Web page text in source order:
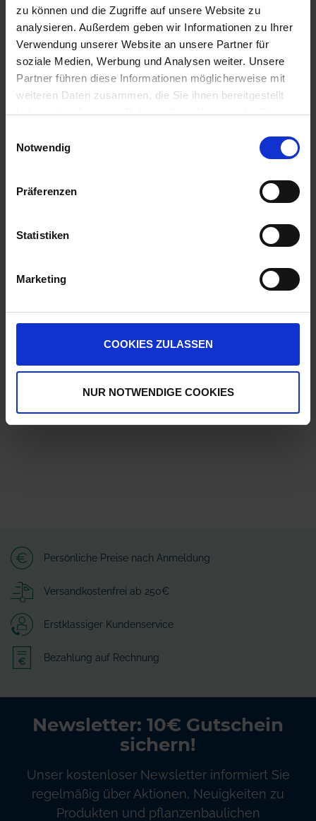
zu können und die Zugriffe auf unsere Website zu
analysieren. Außerdem geben wir Informationen zu Ihrer
Verwendung unserer Website an unsere Partner für
soziale Medien, Werbung und Analysen weiter. Unsere
Partner führen diese Informationen möglicherweise mit
weiteren Daten zusammen, die Sie ihnen bereitgestellt
haben oder die sie im Rahmen Ihrer Nutzung der Dienste
Notwendig
Präferenzen
Statistiken
Marketing
COOKIES ZULASSEN
NUR NOTWENDIGE COOKIES
Anmelden für Ihren persönlichen Preis
36,56 € / St
Auf Lager
ab Mittwoch, 12. August 2026
Menge
QTY_CONTROL_DECREASE
IN DEN WARENKORB
Herstellerinformationen (GPSR)
Wilhelm Fricke SE
27404 Heeslingen
Persönliche Preise nach Anmeldung
Versandkostenfrei ab 250€
Erstklassiger Kundenservice
Bezahlung auf Rechnung
Newsletter: 10€ Gutschein
sichern!
Unser kostenloser Newsletter informiert Sie
regelmäßig über Aktionen, Neuigkeiten zu
Produkten und pflanzenbaulichen